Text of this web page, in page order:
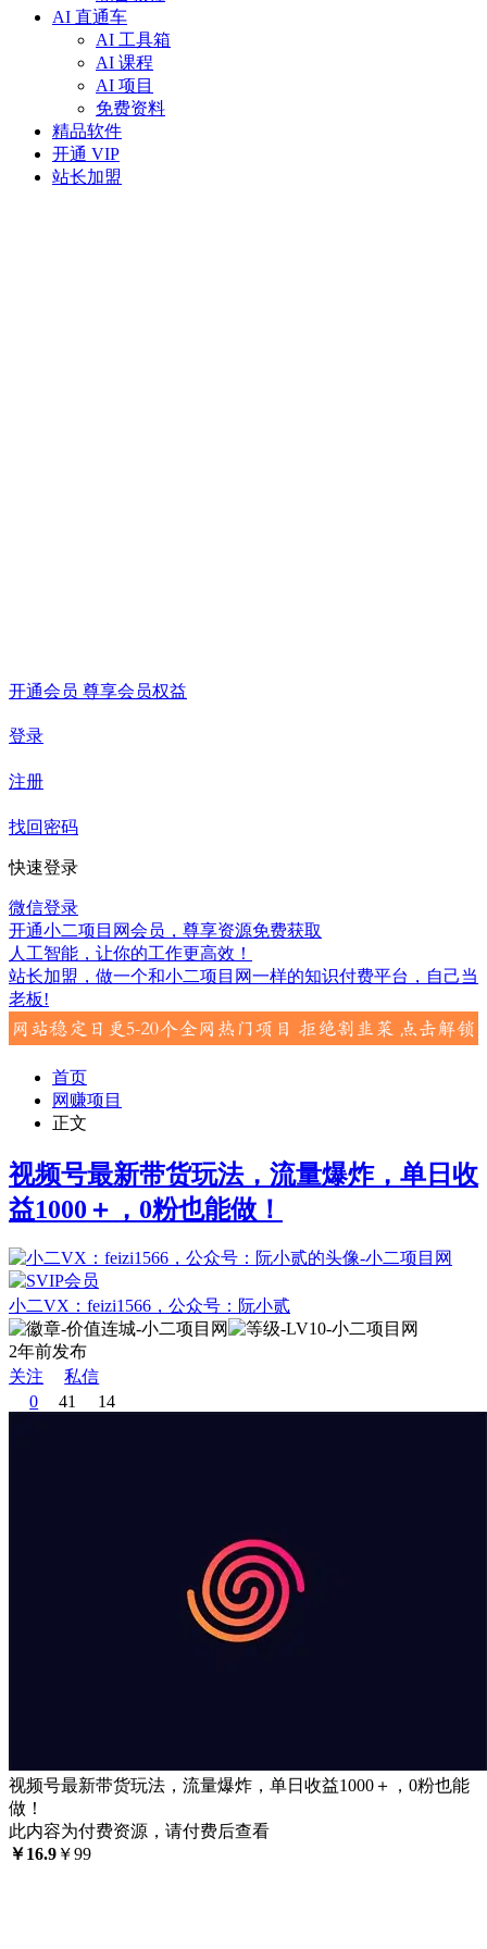
AI 直通车
AI 工具箱
AI 课程
AI 项目
免费资料
精品软件
开通 VIP
站长加盟
开通会员 尊享会员权益
登录
注册
找回密码
快速登录
微信登录
开通小二项目网会员，尊享资源免费获取
人工智能，让你的工作更高效！
站长加盟，做一个和小二项目网一样的知识付费平台，自己当
老板!
首页
网赚项目
正文
视频号最新带货玩法，流量爆炸，单日收
益1000＋，0粉也能做！
小二VX：feizi1566，公众号：阮小贰
2年前发布
关注
私信
0
41 14
视频号最新带货玩法，流量爆炸，单日收益1000＋，0粉也能
做！
此内容为付费资源，请付费后查看
￥16.9 ￥99